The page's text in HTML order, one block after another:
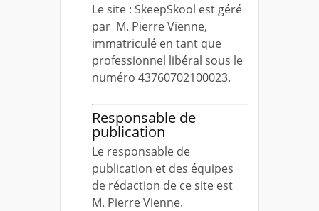
Le site : SkeepSkool est géré
par M. Pierre Vienne,
immatriculé en tant que
professionnel libéral sous le
numéro 43760702100023.
Responsable de
publication
Le responsable de
publication et des équipes
de rédaction de ce site est
M. Pierre Vienne.